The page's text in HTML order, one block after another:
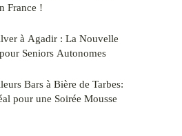
France !
à Agadir : La Nouvelle
Seniors Autonomes
Bars à Bière de Tarbes:
pour une Soirée Mousse